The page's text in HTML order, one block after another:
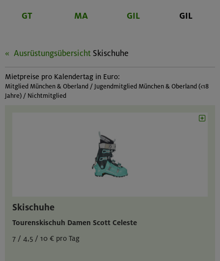
GT MA GIL GIL
Ausrüstungsübersicht Skischuhe
Mietpreise pro Kalendertag in Euro:
Mitglied München & Oberland / Jugendmitglied München & Oberland (<18
Jahre) / Nichtmitglied
Skischuhe
Tourenskischuh Damen Scott Celeste
7 / 4,5 / 10 € pro Tag